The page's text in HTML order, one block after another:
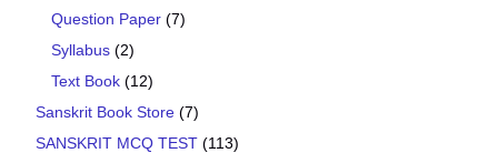
Question Paper (7)
Syllabus (2)
Text Book (12)
Sanskrit Book Store (7)
SANSKRIT MCQ TEST (113)